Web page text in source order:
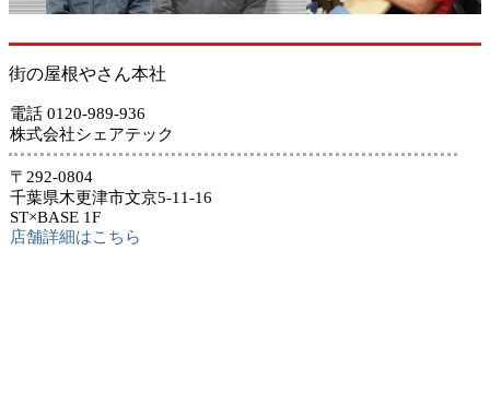
街の屋根やさん本社
電話 0120-989-936
株式会社シェアテック
〒292-0804
千葉県木更津市文京5-11-16
ST×BASE 1F
店舗詳細はこちら